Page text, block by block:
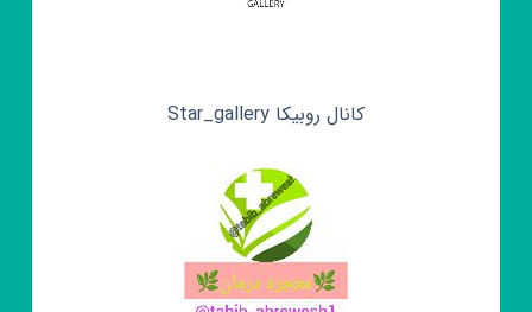
کانال روبیکا Star_gallery